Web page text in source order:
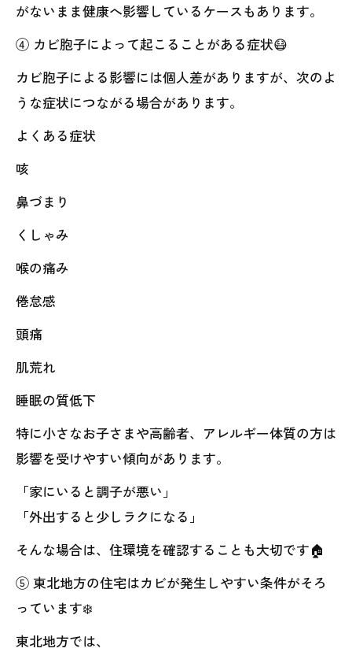
がないまま健康へ影響しているケースもあります。
④ カビ胞子によって起こることがある症状😷
カビ胞子による影響には個人差がありますが、次のよ
うな症状につながる場合があります。
よくある症状
咳
鼻づまり
くしゃみ
喉の痛み
倦怠感
頭痛
肌荒れ
睡眠の質低下
特に小さなお子さまや高齢者、アレルギー体質の方は
影響を受けやすい傾向があります。
「家にいると調子が悪い」
「外出すると少しラクになる」
そんな場合は、住環境を確認することも大切です🏠
⑤ 東北地方の住宅はカビが発生しやすい条件がそろ
っています❄️
東北地方では、